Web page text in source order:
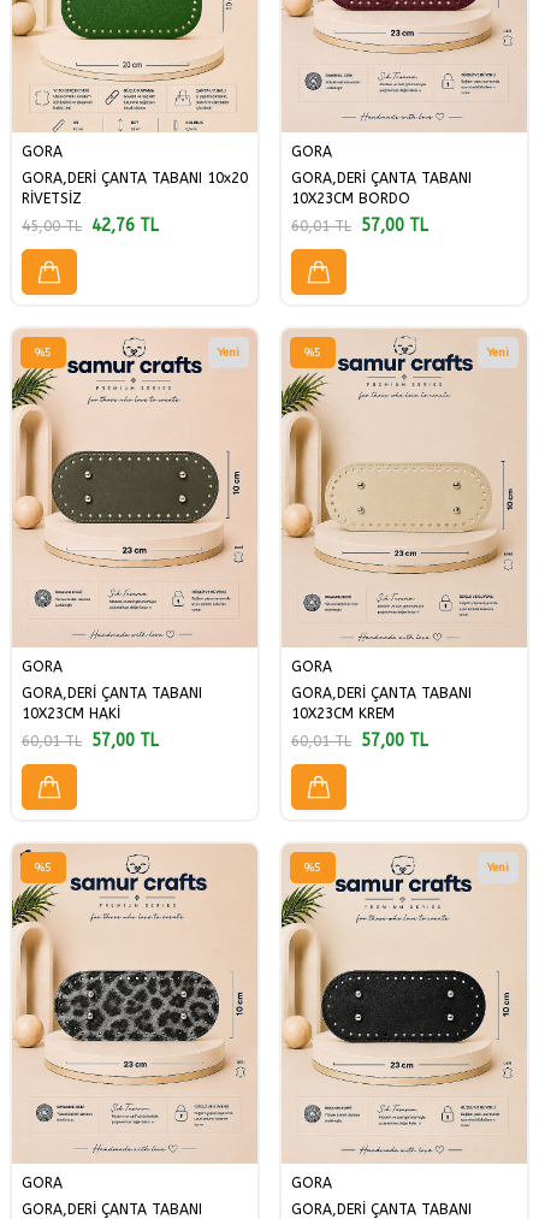
GORA
GORA,DERİ ÇANTA TABANI 10x20
RİVETSİZ
45,00TL 42,76 TL
GORA
GORA,DERİ ÇANTA TABANI
10X23CM BORDO
60,01TL 57,00 TL
%5 Yeni
GORA
GORA,DERİ ÇANTA TABANI
10X23CM HAKİ
60,01TL 57,00 TL
%5 Yeni
GORA
GORA,DERİ ÇANTA TABANI
10X23CM KREM
60,01TL 57,00 TL
%5
GORA
GORA,DERİ ÇANTA TABANI
%5 Yeni
GORA
GORA,DERİ ÇANTA TABANI